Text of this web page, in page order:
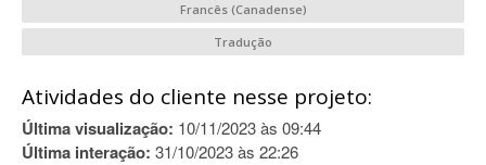
Francês (Canadense)
Tradução
Atividades do cliente nesse projeto:
Última visualização: 10/11/2023 às 09:44
Última interação: 31/10/2023 às 22:26